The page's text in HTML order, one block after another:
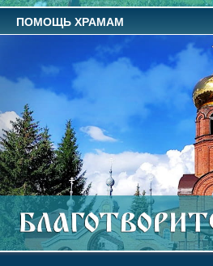
ПОМОЩЬ ХРАМАМ